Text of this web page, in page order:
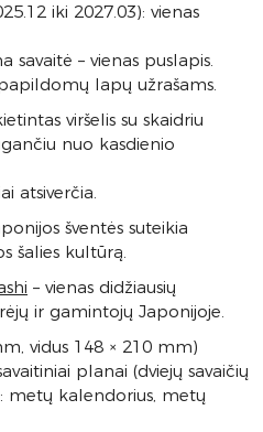
iki 2027.03): vienas
savaitė – vienas puslapis.
lapų užrašams.
viršelis su skaidriu
nuo kasdienio
atsiverčia.
šventės suteikia
šalies kultūrą.
– vienas didžiausių
ir gamintojų Japonijoje.
vidus 148 × 210 mm)
planai (dviejų savaičių
metų kalendorius, metų